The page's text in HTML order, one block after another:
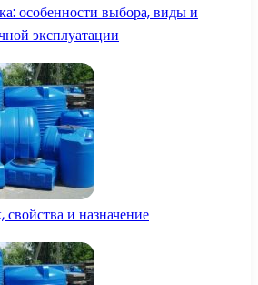
особенности выбора, виды и
эксплуатации
и назначение